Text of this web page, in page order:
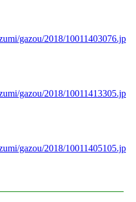
gazou/2018/10011403076.jp
gazou/2018/10011413305.jp
gazou/2018/10011405105.jp